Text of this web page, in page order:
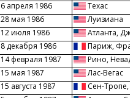
6 апреля 1986 Техас
28 мая 1986 Луизиана
12 июля 1986 Атланта,
8 декабря 1986 Париж,
14 февраля 1987 Рино,
15 мая 1987 Лас-Вегас
15 августа 1987 Сен-Тропе,